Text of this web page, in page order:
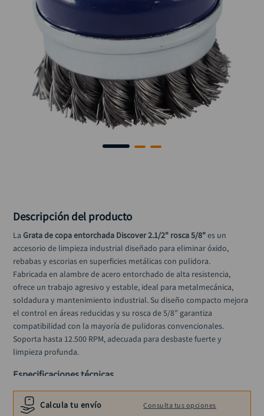
Descripción del producto
La Grata de copa entorchada Discover 2.1/2" rosca 5/8" es un
accesorio de limpieza industrial diseñado para eliminar óxido,
rebabas y escorias en superficies metálicas con pulidora.
Fabricada en alambre de acero entorchado de alta resistencia,
ofrece un trabajo agresivo y estable, ideal para metalmecánica,
soldadura y mantenimiento industrial. Su diseño compacto mejora
el control en áreas reducidas y su rosca de 5/8” garantiza
compatibilidad con la mayoría de pulidoras convencionales.
Soporta hasta 12.500 RPM, adecuada para desbaste fuerte y
limpieza profunda.
Especificaciones técnicas
Tipo de alambre: Acero entorchado
Calcula tu envío Consulta tus opciones
alicate